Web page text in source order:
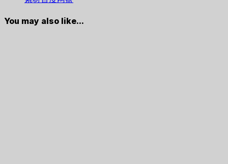
You may also like...